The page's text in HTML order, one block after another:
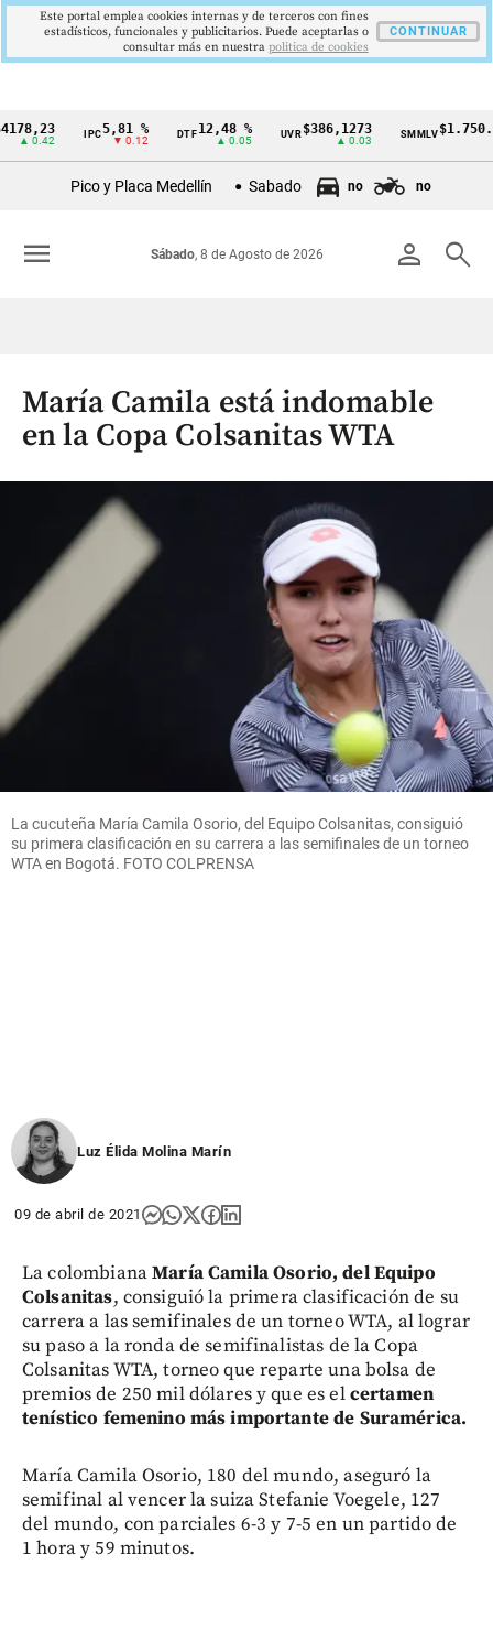
Cintillo
Colombia
IPC 5,81 %
▼ 0.12
DTF 12,48 %
▲ 0.05
UVR $386,1273
▲ 0.03
SMMLV $1.750.905
Pico y Placa Medellín Sabado no no
person search
Sábado, 8 de Agosto de 2026
menu
María Camila está indomable
en la Copa Colsanitas WTA
La cucuteña María Camila Osorio, del Equipo Colsanitas, consiguió
su primera clasificación en su carrera a las semifinales de un torneo
WTA en Bogotá. FOTO COLPRENSA
Luz Élida Molina Marín
09 de abril de 2021
La colombianaMaría Camila Osorio, del Equipo
Colsanitas, consiguió la primera clasificación de su
carrera a las semifinales de un torneo WTA, al lograr
su paso a la ronda de semifinalistas de la Copa
Colsanitas WTA, torneo que reparte una bolsa de
premios de 250 mil dólares y que es elcertamen
tenístico femenino más importante de Suramérica.
María Camila Osorio, 180 del mundo, aseguró la
semifinal al vencer la suiza Stefanie Voegele, 127
del mundo, con parciales 6-3 y 7-5 en un partido de
1 hora y 59 minutos.
Este portal emplea cookies internas y de terceros con fines
estadísticos, funcionales y publicitarios. Puede aceptarlas o
consultar más en nuestra politica de cookies
CONTINUAR